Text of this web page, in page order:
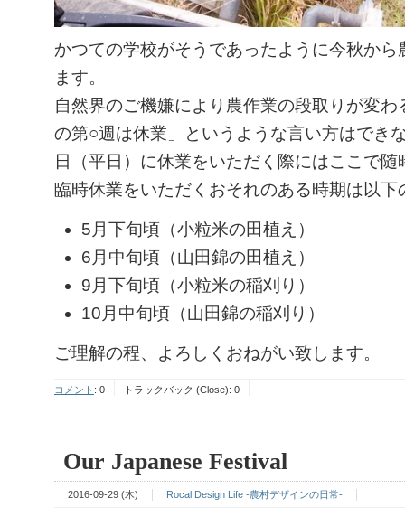
かつての学校がそうであったように今秋から
ます。
自然界のご機嫌により農作業の段取りが変
の第○週は休業」というような言い方はでき
日（平日）に休業をいただく際にはここで
臨時休業をいただくおそれのある時期は以下
5月下旬頃（小粒米の田植え）
6月中旬頃（山田錦の田植え）
9月下旬頃（小粒米の稲刈り）
10月中旬頃（山田錦の稲刈り）
ご理解の程、よろしくおねがい致します。
コメント : 0 トラックバック (Close): 0
Our Japanese Festival
2016-09-29 (木) Rocal Design Life -農村デザインの日常-